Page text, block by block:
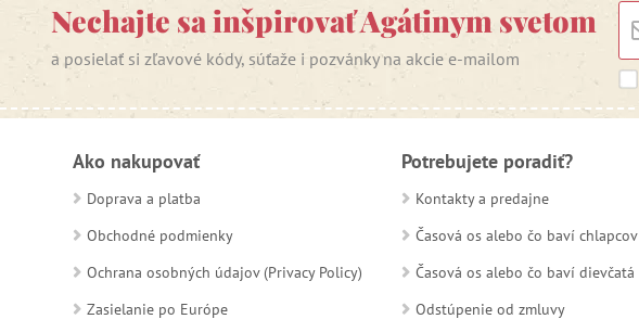
Nechajte sa inšpirovať Agátinym svetom
a posielať si zľavové kódy, súťaže i pozvánky na akcie e-mailom
Ako nakupovať
Doprava a platba
Obchodné podmienky
Ochrana osobných údajov (Privacy Policy)
Zasielanie po Európe
Potrebujete poradiť?
Kontakty a predajne
Časová os alebo čo baví chlapcov
Časová os alebo čo baví dievčatá
Odstúpenie od zmluvy